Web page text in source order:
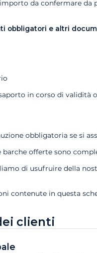
da confermare da
obbligatori e altri
in corso di validità
obbligatoria se si
barche offerte sono
di usufruire della
contenute in questa
clienti